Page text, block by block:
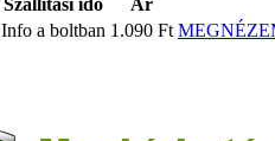
Info a boltban 1.090 Ft